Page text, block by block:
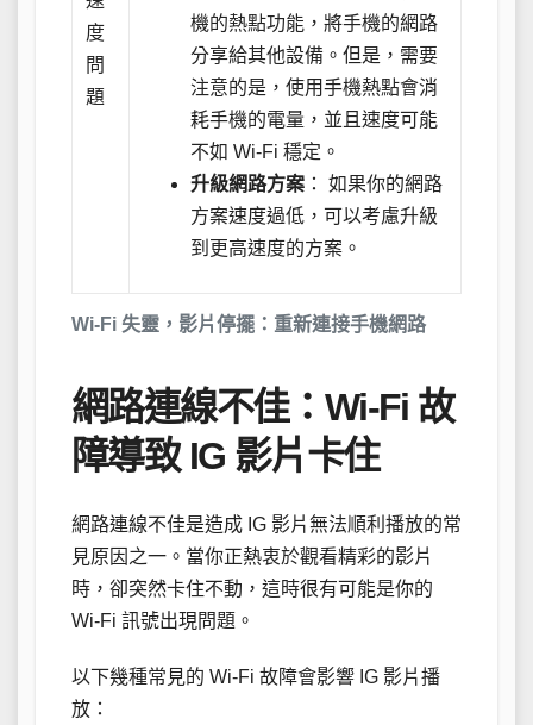
Wi-Fi 失靈，影片停擺：重新連接手機網路
度
問
題
機的熱點功能，將手機的網路
分享給其他設備。但是，需要
注意的是，使用手機熱點會消
耗手機的電量，並且速度可能
不如 Wi-Fi 穩定。
升級網路方案 ： 如果你的網路
方案速度過低，可以考慮升級
到更高速度的方案。
網路連線不佳：Wi-Fi 故
障導致 IG 影片卡住
網路連線不佳是造成 IG 影片無法順利播放的常
見原因之一。當你正熱衷於觀看精彩的影片
時，卻突然卡住不動，這時很有可能是你的
Wi-Fi 訊號出現問題。
以下幾種常見的 Wi-Fi 故障會影響 IG 影片播
放：